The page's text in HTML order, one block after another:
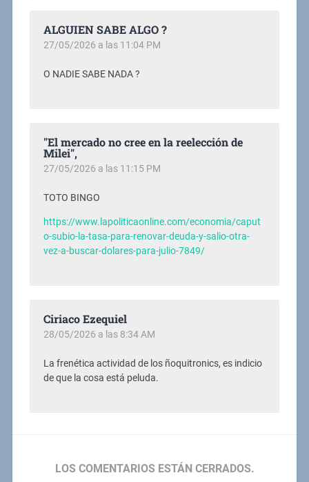
ALGUIEN SABE ALGO ?
27/05/2026 a las 11:04 PM
O NADIE SABE NADA ?
"El mercado no cree en la reelección de
Milei",
27/05/2026 a las 11:15 PM
TOTO BINGO
https://www.lapoliticaonline.com/economia/caput
o-subio-la-tasa-para-renovar-deuda-y-salio-otra-
vez-a-buscar-dolares-para-julio-7849/
Ciriaco Ezequiel
28/05/2026 a las 8:34 AM
La frenética actividad de los ñoquitronics, es indicio
de que la cosa está peluda.
LOS COMENTARIOS ESTÁN CERRADOS.